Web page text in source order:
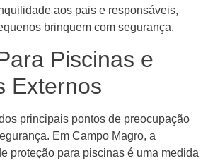
aos pais e responsáveis,
brinquem com segurança.
Piscinas e
Externos
principais pontos de preocupação
Em Campo Magro, a
proteção para piscinas é uma medida